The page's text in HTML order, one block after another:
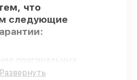
что
следующие
только подлинные
Развернуть